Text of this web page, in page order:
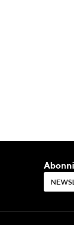
N EWS
NEWS